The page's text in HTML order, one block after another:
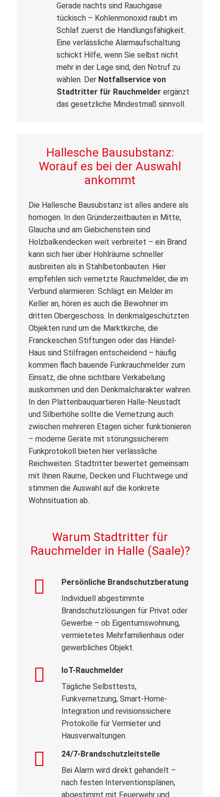
Gerade nachts sind Rauchgase
tückisch – Kohlenmonoxid raubt im
Schlaf zuerst die Handlungsfähigkeit.
Eine verlässliche Alarmaufschaltung
schickt Hilfe, wenn Sie selbst nicht
mehr in der Lage sind, den Notruf zu
wählen. Der Notfallservice von
Stadtritter für Rauchmelder ergänzt
das gesetzliche Mindestmaß sinnvoll.
Hallesche Bausubstanz:
Worauf es bei der Auswahl
ankommt
Die Hallesche Bausubstanz ist alles andere als
homogen. In den Gründerzeitbauten in Mitte,
Glaucha und am Giebichenstein sind
Holzbalkendecken weit verbreitet – ein Brand
kann sich hier über Hohlräume schneller
ausbreiten als in Stahlbetonbauten. Hier
empfehlen sich vernetzte Rauchmelder, die im
Verbund alarmieren: Schlägt ein Melder im
Keller an, hören es auch die Bewohner im
dritten Obergeschoss. In denkmalgeschützten
Objekten rund um die Marktkirche, die
Franckeschen Stiftungen oder das Händel-
Haus sind Stilfragen entscheidend – häufig
kommen flach bauende Funkrauchmelder zum
Einsatz, die ohne sichtbare Verkabelung
auskommen und den Denkmalcharakter wahren.
In den Plattenbauquartieren Halle-Neustadt
und Silberhöhe sollte die Vernetzung auch
zwischen mehreren Etagen sicher funktionieren
– moderne Geräte mit störungssicherem
Funkprotokoll bieten hier verlässliche
Reichweiten. Stadtritter bewertet gemeinsam
mit Ihnen Räume, Decken und Fluchtwege und
stimmen die Auswahl auf die konkrete
Wohnsituation ab.
Warum Stadtritter für
Rauchmelder in Halle (Saale)?
Persönliche Brandschutzberatung
Individuell abgestimmte
Brandschutzlösungen für Privat oder
Gewerbe – ob Eigentumswohnung,
vermietetes Mehrfamilienhaus oder
gewerbliches Objekt.
IoT-Rauchmelder
Tägliche Selbsttests,
Funkvernetzung, Smart-Home-
Integration und revisionssichere
Protokolle für Vermieter und
Hausverwaltungen.
24/7-Brandschutzleitstelle
Bei Alarm wird direkt gehandelt –
nach festen Interventionsplänen,
abgestimmt mit Feuerwehr und